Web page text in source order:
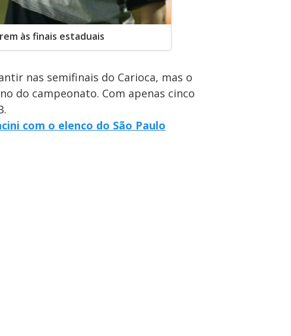
às finais estaduais
nas semifinais do Carioca, mas o
do campeonato. Com apenas cinco
com o elenco do São Paulo